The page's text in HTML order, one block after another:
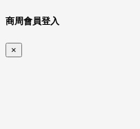
商周會員登入
×